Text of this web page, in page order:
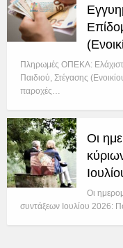
Πληρωμές ΟΠΕΚΑ:
Παιδιού, Στέγασης
παροχές…
Οι
Οι
συντάξεων Ιουλίου 2026: